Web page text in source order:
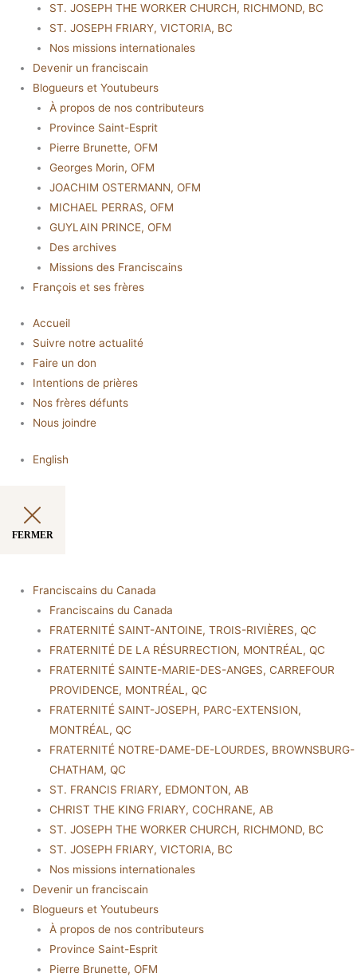
ST. JOSEPH THE WORKER CHURCH, RICHMOND, BC
ST. JOSEPH FRIARY, VICTORIA, BC
Nos missions internationales
Devenir un franciscain
Blogueurs et Youtubeurs
À propos de nos contributeurs
Province Saint-Esprit
Pierre Brunette, OFM
Georges Morin, OFM
JOACHIM OSTERMANN, OFM
MICHAEL PERRAS, OFM
GUYLAIN PRINCE, OFM
Des archives
Missions des Franciscains
François et ses frères
Accueil
Suivre notre actualité
Faire un don
Intentions de prières
Nos frères défunts
Nous joindre
English
FERMER
Franciscains du Canada
Franciscains du Canada
FRATERNITÉ SAINT-ANTOINE, TROIS-RIVIÈRES, QC
FRATERNITÉ DE LA RÉSURRECTION, MONTRÉAL, QC
FRATERNITÉ SAINTE-MARIE-DES-ANGES, CARREFOUR
PROVIDENCE, MONTRÉAL, QC
FRATERNITÉ SAINT-JOSEPH, PARC-EXTENSION,
MONTRÉAL, QC
FRATERNITÉ NOTRE-DAME-DE-LOURDES, BROWNSBURG-
CHATHAM, QC
ST. FRANCIS FRIARY, EDMONTON, AB
CHRIST THE KING FRIARY, COCHRANE, AB
ST. JOSEPH THE WORKER CHURCH, RICHMOND, BC
ST. JOSEPH FRIARY, VICTORIA, BC
Nos missions internationales
Devenir un franciscain
Blogueurs et Youtubeurs
À propos de nos contributeurs
Province Saint-Esprit
Pierre Brunette, OFM